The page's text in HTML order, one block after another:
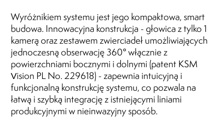
Wyróżnikiem systemu jest jego kompaktowa, smart
budowa. Innowacyjna konstrukcja - głowica z tylko 1
kamerą oraz zestawem zwierciadeł umożliwiających
jednoczesną obserwację 360° włącznie z
powierzchniami bocznymi i dolnymi (patent KSM
Vision PL No. 229618) - zapewnia intuicyjną i
funkcjonalną konstrukcję systemu, co pozwala na
łatwą i szybką integrację z istniejącymi liniami
produkcyjnymi w nieinwazyjny sposób.